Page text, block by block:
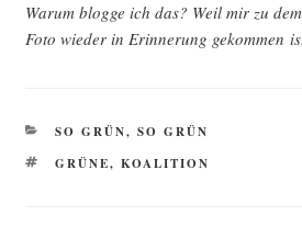
War­um blog­ge ich das? Weil mir zu
Foto wie­der in Erin­ne­rung gekom­men
KATEGORIEN
SO GRÜN, SO GRÜN
SCHLAGWÖRTER
GRÜNE, KOALITION